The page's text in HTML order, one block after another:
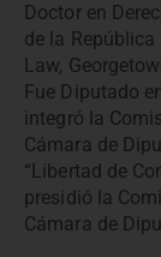
Doctor en
de la
Law,
Fue Diputado
integró la
Cámara de
“Libertad de
presidió la
Cámara de